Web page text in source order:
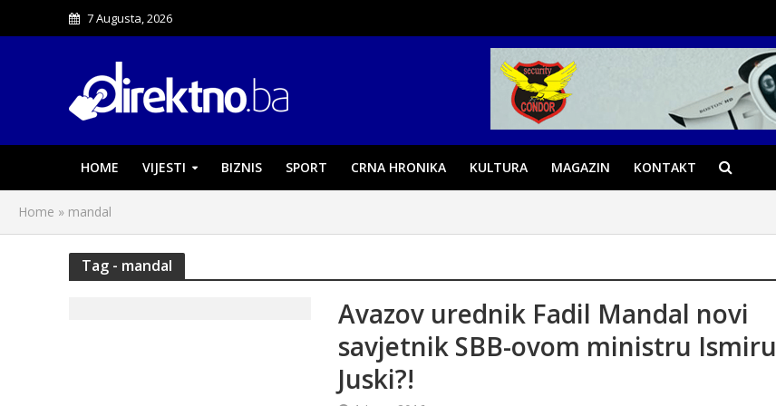
7 Augusta, 2026
HOME VIJESTI BIZNIS SPORT CRNA HRONIKA KULTURA MAGAZIN KONTAKT
Home » mandal
Tag - mandal
Avazov urednik Fadil Mandal novi
savjetnik SBB-ovom ministru Ismiru
Juski?!